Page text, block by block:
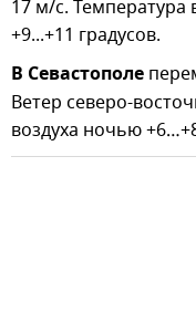
17 м/с. Температура
+9...+11 градусов.
В Севастополе
Ветер северо-
воздуха ночью